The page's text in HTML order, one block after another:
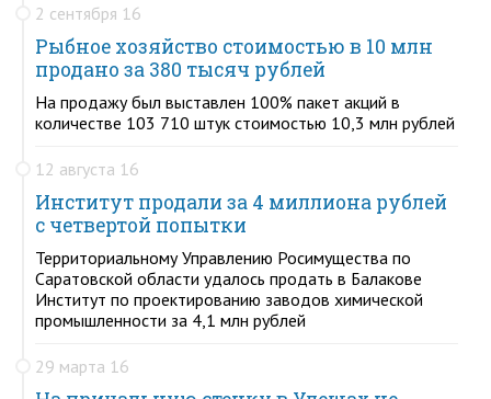
2 сентября 16
Рыбное хозяйство стоимостью в 10 млн
продано за 380 тысяч рублей
На продажу был выставлен 100% пакет акций в
количестве 103 710 штук стоимостью 10,3 млн рублей
12 августа 16
Институт продали за 4 миллиона рублей
с четвертой попытки
Территориальному Управлению Росимущества по
Саратовской области удалось продать в Балакове
Институт по проектированию заводов химической
промышленности за 4,1 млн рублей
29 марта 16